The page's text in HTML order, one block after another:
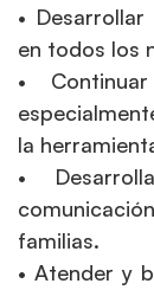
•
en todos los
•
la
•
familias.
• Atender y